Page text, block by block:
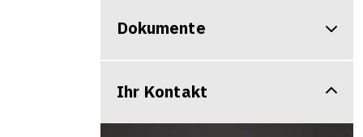
Dokumente
Ihr Kontakt